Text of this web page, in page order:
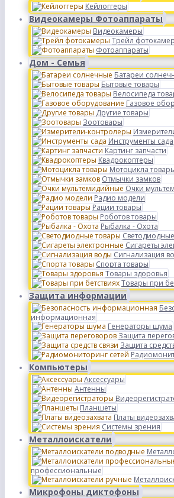
Кейлоггеры
Видеокамеры Фотоаппараты
Видеокамеры
Трейл
Фотоаппараты
Дом - Семья
Батареи
Бытовые товары
Велосипеда
Газовое
Другие товары
Зоотовары
Инструменты сада
Картинг запчасти
Квадрокоптеры
Мотоцикла
Отмычки замков
Очки
Радио модели
Рации товары
Роботов товары
Рыбалка - Охота
Сигареты
Сигнализация
Спорта товары
Товары здоровья
Товары при
Защита информации
информационная
Генераторы шума
Защита
Защита
Компьютеры
Аксессуары
Антенны
Планшеты
Платы
Системы зрения
Металлоискатели
профессиональные
Микрофоны диктофоны